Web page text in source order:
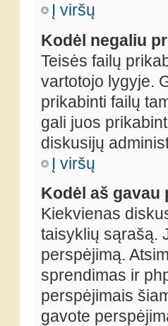
Į viršų
Kodėl negaliu
Teisės failų
vartotojo lygyje.
prikabinti failų
gali juos
diskusijų
Į viršų
Kodėl aš gavau
Kiekvienas
taisyklių sąrašą.
perspėjimą.
sprendimas ir
perspėjimais
gavote